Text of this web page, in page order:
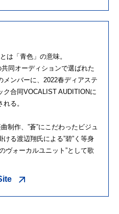
は「青色」の意味。
同オーディションで選ばれた
ンバーに、2022春ディアステ
ク合同VOCALIST AUDITIONに
る。
制作、”蒼”にこだわったビジュ
る渡辺翔氏による”碧”く等身
ヴォーカルユニット”として歌